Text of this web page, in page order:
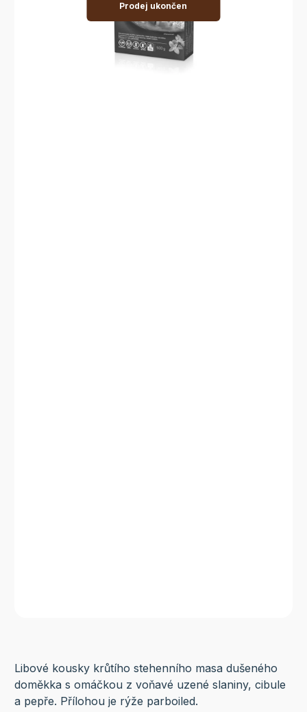
Prodej ukončen
Libové kousky krůtího stehenního masa dušeného
doměkka s omáčkou z voňavé uzené slaniny, cibule
a pepře. Přílohou je rýže parboiled.